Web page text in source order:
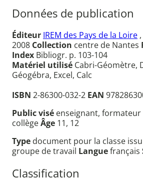
Données de publication
Éditeur IREM des Pays de la Loire
2008 Collection centre de Nantes
Index Bibliogr. p. 103-104
Matériel utilisé Cabri-Géomètre,
Géogébra, Excel, Calc
ISBN 2-86300-032-2 EAN
Public visé enseignant, formateur
collègeÂge 11, 12
Type document pour la classe
groupe de travail Languefrançais
Classification